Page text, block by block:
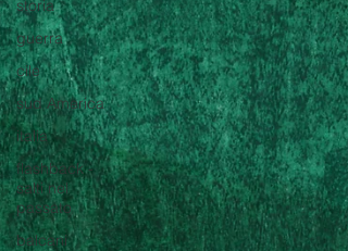
storia
guerra
cile
sud America
italia
flashback -
salti nel
passato
balcani